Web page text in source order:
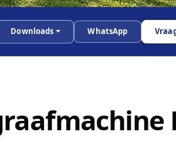
Downloads WhatsApp